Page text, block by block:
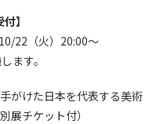
】
22（火）20:00～
ます。
がけた日本を代表する美術
展チケット付）